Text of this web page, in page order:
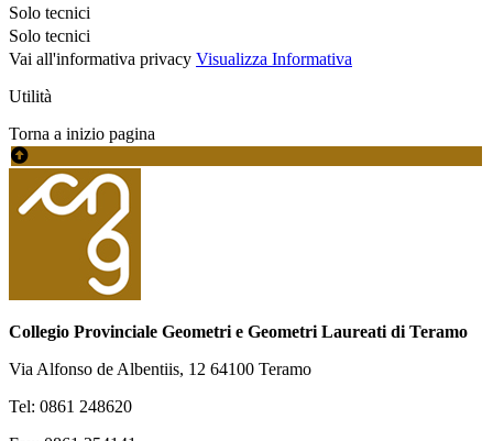
Solo tecnici
Solo tecnici
Vai all'informativa privacy Visualizza Informativa
Utilità
Torna a inizio pagina
Collegio Provinciale Geometri e Geometri Laureati di Teramo
Via Alfonso de Albentiis, 12 64100 Teramo
Tel: 0861 248620